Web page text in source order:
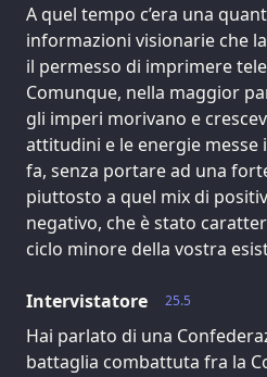
A quel tempo c’era una
informazioni visionarie che
il permesso di imprimere
Comunque, nella maggior
gli imperi morivano e
attitudini e le energie
fa, senza portare ad una
piuttosto a quel mix di
negativo, che è stato
ciclo minore della vostra
25.5
Intervistatore
Hai parlato di una
battaglia combattuta fra la